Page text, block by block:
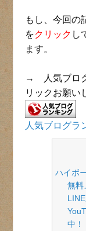
もし、今回の
をクリック し
ます。
→ 人気ブログ
リックお願い
人気ブログラ
ハイボ
無料
中！